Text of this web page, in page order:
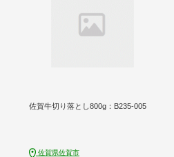
佐賀牛切り落とし800g：B235-005
佐賀県佐賀市